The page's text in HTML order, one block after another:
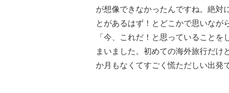
が想像できなかったんですね。絶対
とがあるはず！とどこかで思いなが
「今、これだ！と思っていること
まいました。初めての海外旅行だけ
か月もなくてすごく慌ただしい出発